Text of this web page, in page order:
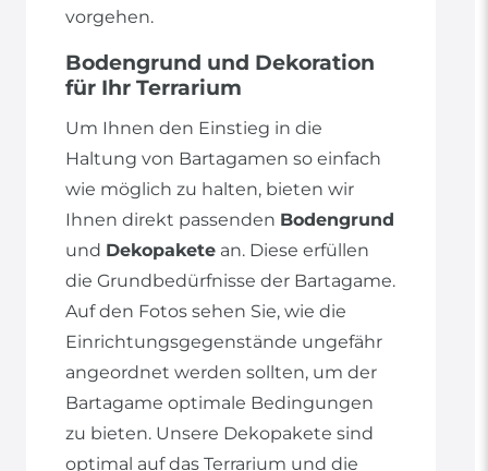
vorgehen.
Bodengrund und Dekoration
für Ihr Terrarium
Um Ihnen den Einstieg in die
Haltung von Bartagamen so einfach
wie möglich zu halten, bieten wir
Ihnen direkt passenden Bodengrund
und Dekopakete an. Diese erfüllen
die Grundbedürfnisse der Bartagame.
Auf den Fotos sehen Sie, wie die
Einrichtungsgegenstände ungefähr
angeordnet werden sollten, um der
Bartagame optimale Bedingungen
zu bieten. Unsere Dekopakete sind
optimal auf das Terrarium und die